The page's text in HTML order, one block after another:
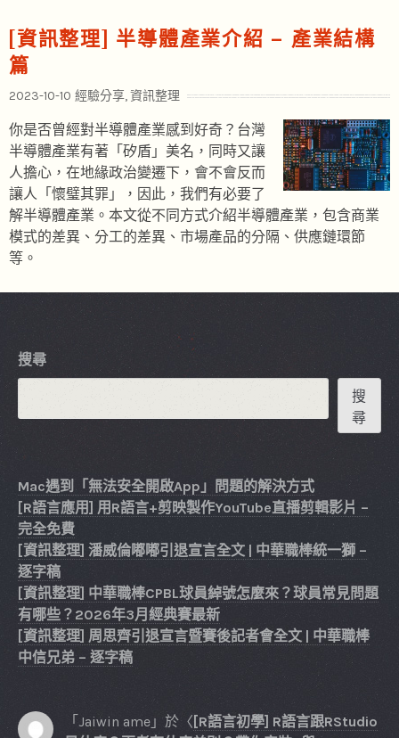
[資訊整理] 半導體產業介紹 – 產業結構
篇
2023-10-10 經驗分享,資訊整理
你是否曾經對半導體產業感到好奇？台灣
半導體產業有著「矽盾」美名，同時又讓
人擔心，在地緣政治變遷下，會不會反而
讓人「懷璧其罪」，因此，我們有必要了
解半導體產業。本文從不同方式介紹半導體產業，包含商業
模式的差異、分工的差異、市場產品的分隔、供應鏈環節
等。
搜尋
搜
尋
Mac遇到「無法安全開啟App」問題的解決方式
[R語言應用] 用R語言+剪映製作YouTube直播剪輯影片 –
完全免費
[資訊整理] 潘威倫嘟嘟引退宣言全文 | 中華職棒統一獅 –
逐字稿
[資訊整理] 中華職棒CPBL球員綽號怎麼來？球員常見問題
有哪些？2026年3月經典賽最新
[資訊整理] 周思齊引退宣言暨賽後記者會全文 | 中華職棒
中信兄弟 – 逐字稿
「 Jaiwin ame 」於〈 [R語言初學] R語言跟RStudio